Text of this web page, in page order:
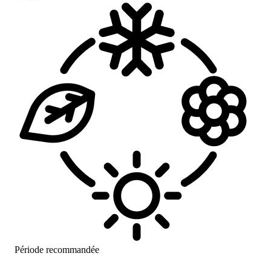
Période recommandée